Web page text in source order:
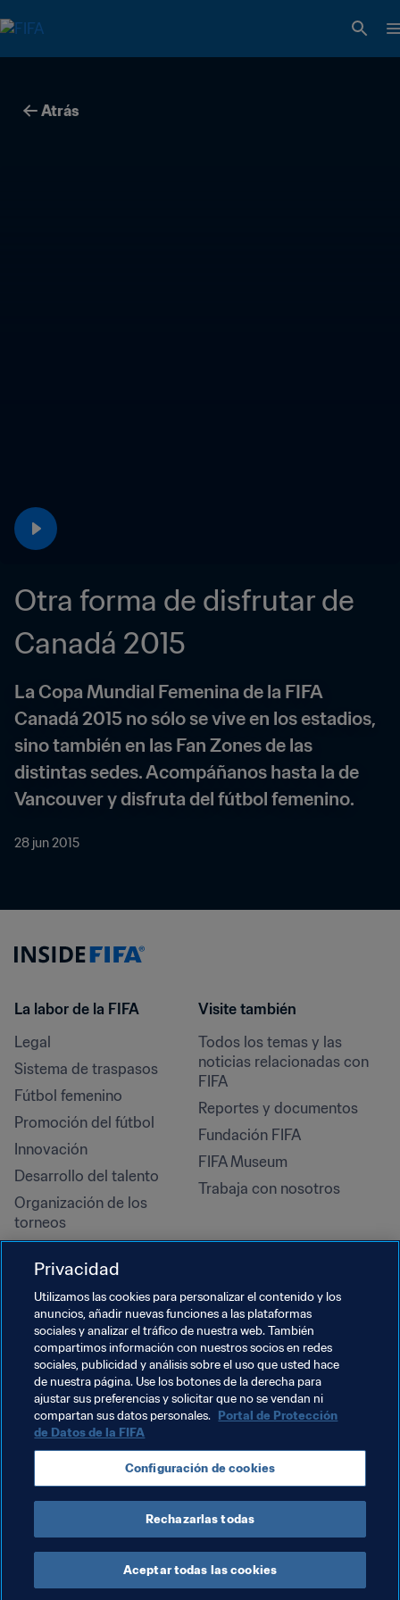
Atrás
Otra forma de disfrutar de
Canadá 2015
La Copa Mundial Femenina de la FIFA
Canadá 2015 no sólo se vive en los estadios,
sino también en las Fan Zones de las
distintas sedes. Acompáñanos hasta la de
Vancouver y disfruta del fútbol femenino.
28 jun 2015
La labor de la FIFA
Legal
Sistema de traspasos
Fútbol femenino
Promoción del fútbol
Innovación
Desarrollo del talento
Organización de los
torneos
Derechos humanos y lucha
contra la discriminación
Salud y atención médica
Iniciativas educativas
Visite también
Todos los temas y las
noticias relacionadas con
FIFA
Reportes y documentos
Fundación FIFA
FIFA Museum
Trabaja con nosotros
TÉRMINOS DE SERVICIO
PORTAL DE PROTECCIÓN DE DATOS DE LA FIFA
DESCÁRGALO
CONFIGURACIÓN DE COOKIES
Copyright © 1994 - 2025 FIFA. Reservados todos los derechos.
Cookie Settings
Privacidad
Utilizamos las cookies para personalizar el contenido y los
anuncios, añadir nuevas funciones a las plataformas
sociales y analizar el tráfico de nuestra web. También
compartimos información con nuestros socios en redes
sociales, publicidad y análisis sobre el uso que usted hace
de nuestra página. Use los botones de la derecha para
ajustar sus preferencias y solicitar que no se vendan ni
compartan sus datos personales. Portal de Protección
de Datos de la FIFA
Configuración de cookies
Rechazarlas todas
Aceptar todas las cookies